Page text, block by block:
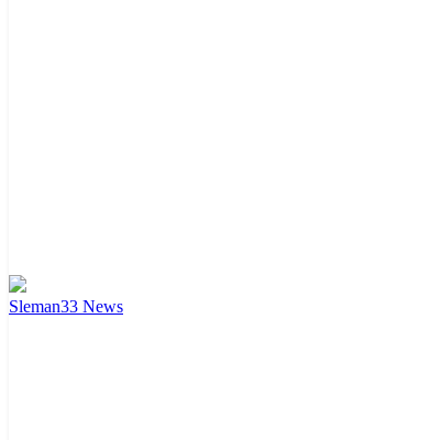
Sleman33 News